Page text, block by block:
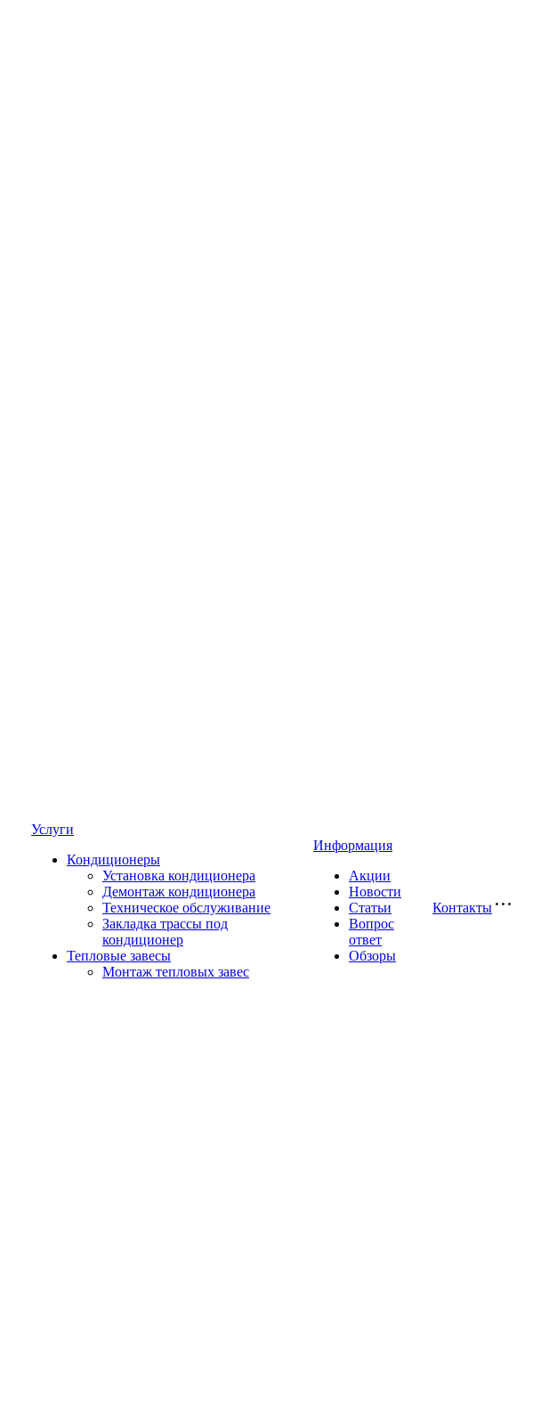
Услуги
Кондиционеры
Установка кондиционера
Демонтаж кондиционера
Техническое обслуживание
Закладка трассы под
кондиционер
Тепловые завесы
Монтаж тепловых завес
Информация
Акции
Новости
Статьи
Вопрос
ответ
Обзоры
Контакты